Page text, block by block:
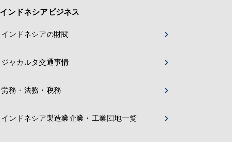
インドネシアビジネス
インドネシアの財閥
ジャカルタ交通事情
労務・法務・税務
インドネシア製造業企業・工業団地一覧